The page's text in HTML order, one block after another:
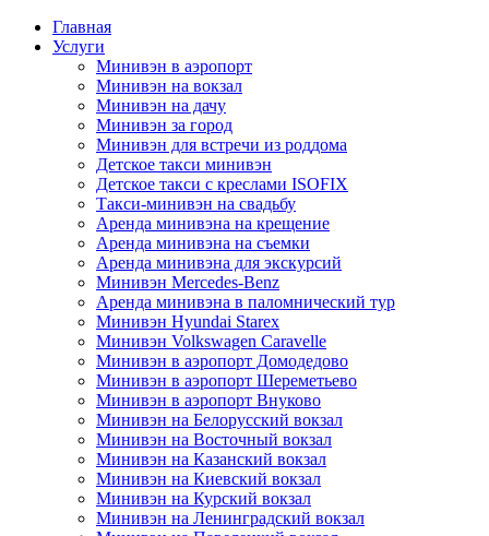
Главная
Услуги
Минивэн в аэропорт
Минивэн на вокзал
Минивэн на дачу
Минивэн за город
Минивэн для встречи из роддома
Детское такси минивэн
Детское такси с креслами ISOFIX
Такси-минивэн на свадьбу
Аренда минивэна на крещение
Аренда минивэна на съемки
Аренда минивэна для экскурсий
Минивэн Mercedes-Benz
Аренда минивэна в паломнический тур
Минивэн Hyundai Starex
Минивэн Volkswagen Caravelle
Минивэн в аэропорт Домодедово
Минивэн в аэропорт Шереметьево
Минивэн в аэропорт Внуково
Минивэн на Белорусский вокзал
Минивэн на Восточный вокзал
Минивэн на Казанский вокзал
Минивэн на Киевский вокзал
Минивэн на Курский вокзал
Минивэн на Ленинградский вокзал